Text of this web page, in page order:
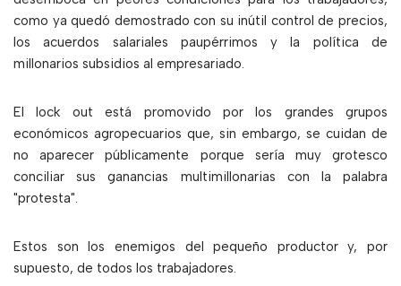
como ya quedó demostrado con su inútil control de precios,
los acuerdos salariales paupérrimos y la política de
millonarios subsidios al empresariado.
El lock out está promovido por los grandes grupos
económicos agropecuarios que, sin embargo, se cuidan de
no aparecer públicamente porque sería muy grotesco
conciliar sus ganancias multimillonarias con la palabra
"protesta".
Estos son los enemigos del pequeño productor y, por
supuesto, de todos los trabajadores.